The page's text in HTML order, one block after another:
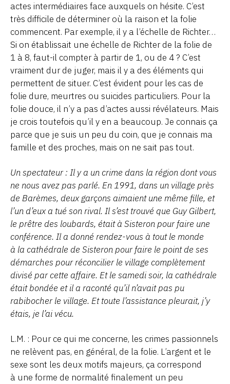
actes intermédiaires face auxquels on hésite. C’est
très difficile de déterminer où la raison et la folie
commencent. Par exemple, il y a l’échelle de Richter…
Si on établissait une échelle de Richter de la folie de
1 à 8, faut-il compter à partir de 1, ou de 4 ? C’est
vraiment dur de juger, mais il y a des éléments qui
permettent de situer. C’est évident pour les cas de
folie dure, meurtres ou suicides particuliers. Pour la
folie douce, il n’y a pas d’actes aussi révélateurs. Mais
je crois toutefois qu’il y en a beaucoup. Je connais ça
parce que je suis un peu du coin, que je connais ma
famille et des proches, mais on ne sait pas tout.
Un spectateur : Il y a un crime dans la région dont vous
ne nous avez pas parlé. En 1991, dans un village près
de Barèmes, deux garçons aimaient une même fille, et
l’un d’eux a tué son rival. Il s’est trouvé que Guy Gilbert,
le prêtre des loubards, était à Sisteron pour faire une
conférence. Il a donné rendez-vous à tout le monde
à la cathédrale de Sisteron pour faire le point de ses
démarches pour réconcilier le village complètement
divisé par cette affaire. Et le samedi soir, la cathédrale
était bondée et il a raconté qu’il n’avait pas pu
rabibocher le village. Et toute l’assistance pleurait, j’y
étais, je l’ai vécu.
L.M. : Pour ce qui me concerne, les crimes passionnels
ne relèvent pas, en général, de la folie. L’argent et le
sexe sont les deux motifs majeurs, ça correspond
à une forme de normalité finalement un peu